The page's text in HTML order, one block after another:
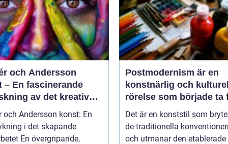
och Andersson
– En fascinerande
av det kreativa
och Andersson konst: En
i det skapande
Postmodernism är en
konstnärlig och
rörelse som började ta
under 1960-talet och
fortsatte att växa i
popularitet under de
Det är en konststil som
de traditionella
och utmanar den etablerade